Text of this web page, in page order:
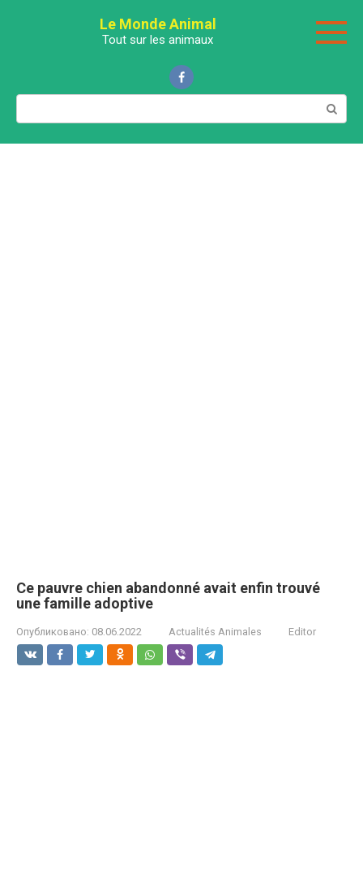
Le Monde Animal
Tout sur les animaux
Поиск:
Ce pauvre chien abandonné avait enfin trouvé
une famille adoptive
Опубликовано: 08.06.2022 Actualités Animales Editor